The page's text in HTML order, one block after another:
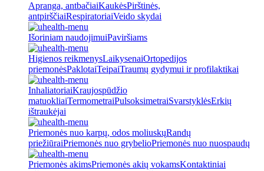
Apranga, antbačiaiKaukėsPirštinės,
antpirščiaiRespiratoriaiVeido skydai
Išoriniam naudojimuiPaviršiams
Higienos reikmenysLaikysenaiOrtopedijos
priemonėsPaklotaiTeipaiTraumų gydymui ir profilaktikai
InhaliatoriaiKraujospūdžio
matuokliaiTermometraiPulsoksimetraiSvarstyklėsErkių
ištraukėjai
Priemonės nuo karpų, odos moliuskųRandų
priežiūraiPriemonės nuo grybelioPriemonės nuo nuospaudų
Priemonės akimsPriemonės akių vokamsKontaktiniai